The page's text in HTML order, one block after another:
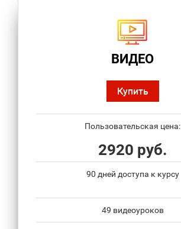
ВИДЕО
Купить
Пользовательская цена:
2920 руб.
90 дней доступа к курсу
49 видеоуроков